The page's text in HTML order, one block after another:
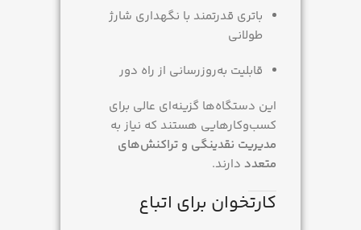
باتری قدرتمند با نگهداری شارژ
طولانی
قابلیت به‌روزرسانی از راه دور
این دستگاه‌ها گزینه‌ای عالی برای
کسب‌وکارهایی هستند که نیاز به
مدیریت نقدینگی و تراکنش‌های
متعدد دارند.
کارتخوان برای اتباع